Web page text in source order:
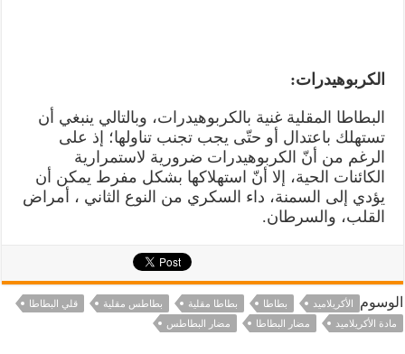
الكربوهيدرات:
البطاطا المقلية غنية بالكربوهيدرات، وبالتالي ينبغي أن
تستهلك باعتدال أو حتّى يجب تجنب تناولها؛ إذ على
الرغم من أنّ الكربوهيدرات ضرورية لاستمرارية
الكائنات الحية، إلا أنّ استهلاكها بشكل مفرط يمكن أن
يؤدي إلى السمنة، داء السكري من النوع الثاني ، أمراض
القلب، والسرطان.
الوسوم الأكريلاميد بطاطا بطاطا مقلية بطاطس مقلية
قلي البطاطا
مادة الأكريلاميد
مضار البطاطا مضار البطاطس